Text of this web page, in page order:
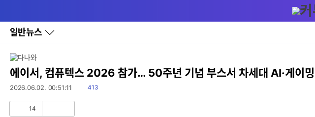
와
홈
일반뉴스
바
로
레
이
어
토
에이서, 컴퓨텍스 2026 참가… 50주년 기념 부스서 차세대 AI·게이밍
2026.06.02. 00:51:11
읽
413
14